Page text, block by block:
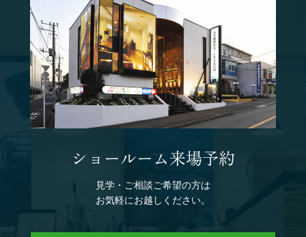
ショールーム来場予約
見学・ご相談ご希望の方は
お気軽にお越しください。